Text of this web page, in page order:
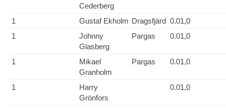
Cederberg
1 Gustaf Ekholm Dragsfjärd 0.01,0
1
Johnny
Glasberg
Pargas 0.01,0
1
Mikael
Granholm
Pargas 0.01,0
1
Harry
Grönfors
0.01,0